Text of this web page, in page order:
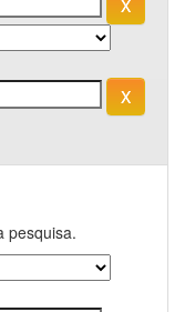
pesquisa.